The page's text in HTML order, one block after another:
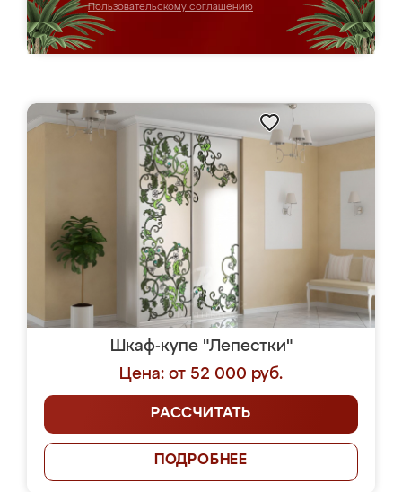
Пользовательскому соглашению
Шкаф-купе "Лепестки"
Цена: от 52 000 руб.
РАССЧИТАТЬ
ПОДРОБНЕЕ